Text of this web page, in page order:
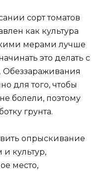
сорт томатов
как культура
мерами лучше
это делать с
Обеззараживания
для того, чтобы
болели, поэтому
грунта.
опрыскивание
культур,
место,